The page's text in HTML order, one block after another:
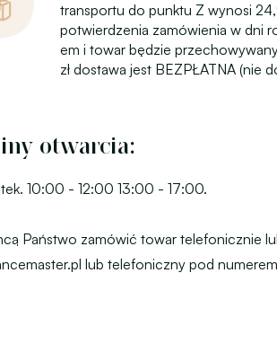
transportu do punktu Z wynosi
potwierdzenia zamówienia w dni
em i towar będzie
zł dostawa jest BEZPŁATNA
otwarcia:
10:00 - 12:00 13:00 - 17:00.
Państwo zamówić towar telefonicznie
lub telefoniczny pod